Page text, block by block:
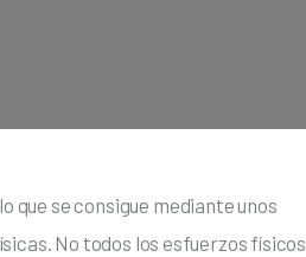
que se consigue mediante unos
No todos los esfuerzos físicos